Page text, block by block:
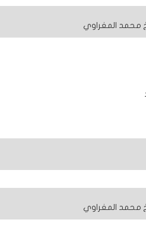
محمد المغراوي
محمد المغراوي